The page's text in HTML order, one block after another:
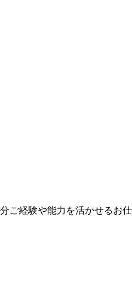
ご経験や能力を活かせるお